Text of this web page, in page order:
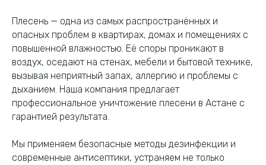
Плесень — одна из самых распространённых и
опасных проблем в квартирах, домах и помещениях с
повышенной влажностью. Её споры проникают в
воздух, оседают на стенах, мебели и бытовой технике,
вызывая неприятный запах, аллергию и проблемы с
дыханием. Наша компания предлагает
профессиональное уничтожение плесени в Астане с
гарантией результата.
Мы применяем безопасные методы дезинфекции и
современные антисептики, устраняем не только